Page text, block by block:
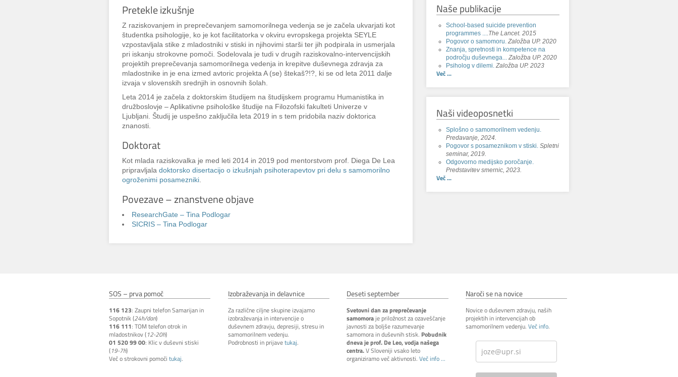
Pretekle izkušnje
Z raziskovanjem in preprečevanjem samomorilnega vedenja se je začela ukvarjati kot
študentka psihologije, ko je kot facilitatorka v okviru evropskega projekta SEYLE
vzpostavljala stike z mladostniki v stiski in njihovimi starši ter jih podpirala in usmerjala
pri iskanju strokovne pomoči. Sodelovala je tudi v drugih raziskovalno-intervencijskih
projektih preprečevanja samomorilnega vedenja in krepitve duševnega zdravja za
mladostnike in je ena izmed avtoric projekta A (se) štekaš?!?, ki se od leta 2011 dalje
izvaja v slovenskih srednjih in osnovnih šolah.
Leta 2014 je začela z doktorskim študijem na študijskem programu Humanistika in
družboslovje – Aplikativne psihološke študije na Filozofski fakulteti Univerze v
Ljubljani. Študij je uspešno zaključila leta 2019 in s tem pridobila naziv doktorica
znanosti.
Doktorat
Kot mlada raziskovalka je med leti 2014 in 2019 pod mentorstvom prof. Diega De Lea
pripravljaladoktorsko disertacijo o izkušnjah psihoterapevtov pri delu s samomorilno
ogroženimi posamezniki
Povezave – znanstvene objave
ResearchGate – Tina Podlogar
SICRIS – Tina Podlogar
Naše publikacije
School-based suicide prevention
programmes ...
The Lancet. 2015
Pogovor o samomoru. Založba UP. 2020
Znanja, spretnosti in kompetence na
področju duševnega...
Založba UP. 2020
Psiholog v dilemi. Založba UP. 2023
Več ...
Naši videoposnetki
Splošno o samomorilnem vedenju.
Predavanje, 2024.
Pogovor s posameznikom v stiski. Spletni
seminar, 2019.
Odgovorno medijsko poročanje.
Predstavitev smernic, 2023.
Več ...
SOS – prva pomoč
116 123: Zaupni telefon Samarijan in
Sopotnik (24h/dan)
116 111: TOM telefon otrok in
mladostnikov (12-20h)
01 520 99 00: Klic v duševni stiski
(19-7h)
Več o strokovni pomočitukaj.
Izobraževanja in delavnice
Za različne ciljne skupine izvajamo
izobraževanja in intervencije o
duševnem zdravju, depresiji, stresu in
samomorilnem vedenju.
Podrobnosti in prijavetukaj.
Deseti september
Svetovni dan za preprečevanje
samomora je priložnost za ozaveščanje
javnosti za boljše razumevanje
samomora in duševnih stisk. Pobudnik
dneva je prof. De Leo, vodja našega
centra.V Sloveniji vsako leto
organiziramo več aktivnosti.Več info ...
Naroči se na novice
Novice o duševnem zdravju, naših
projektih in intervencijah ob
samomorilnem vedenju.Več info.